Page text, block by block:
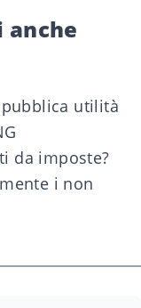
anche
utilità
da imposte?
i non